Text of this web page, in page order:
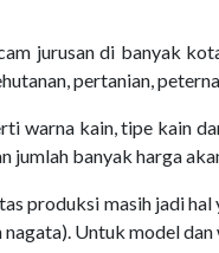
jurusan di banyak
pertanian,
warna kain, tipe kain
jumlah banyak harga
produksi masih jadi
Untuk model